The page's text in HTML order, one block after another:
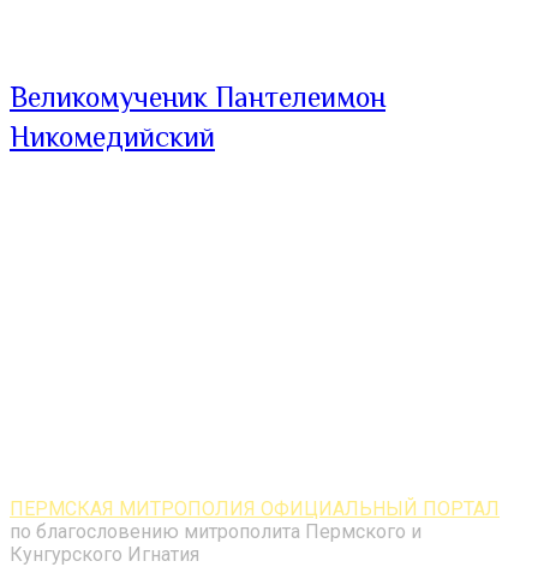
Великомученик Пантелеимон
Никомедийский
ПЕРМСКАЯ МИТРОПОЛИЯ ОФИЦИАЛЬНЫЙ ПОРТАЛ
по благословению митрополита Пермского и
Кунгурского Игнатия